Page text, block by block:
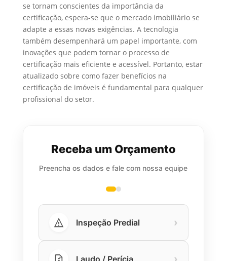
se tornam conscientes da importância da
certificação, espera-se que o mercado imobiliário se
adapte a essas novas exigências. A tecnologia
também desempenhará um papel importante, com
inovações que podem tornar o processo de
certificação mais eficiente e acessível. Portanto, estar
atualizado sobre como fazer benefícios na
certificação de imóveis é fundamental para qualquer
profissional do setor.
Receba um Orçamento
Preencha os dados e fale com nossa equipe
Inspeção Predial ›